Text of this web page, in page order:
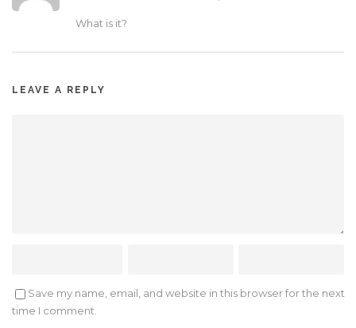
What is it?
LEAVE A REPLY
Save my name, email, and website in this browser for the next
time I comment.